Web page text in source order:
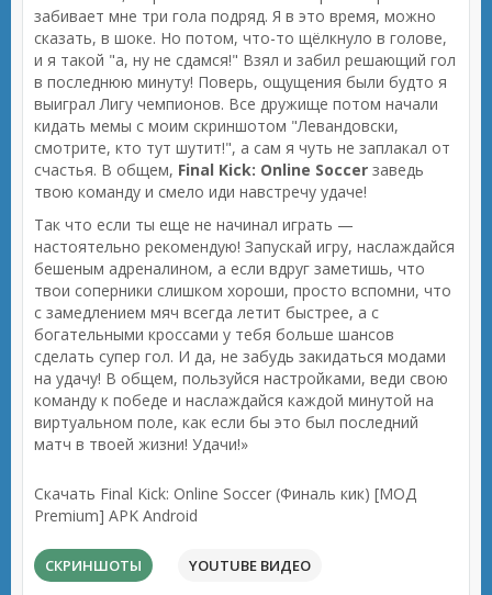
забивает мне три гола подряд. Я в это время, можно
сказать, в шоке. Но потом, что-то щёлкнуло в голове,
и я такой "а, ну не сдамся!" Взял и забил решающий гол
в последнюю минуту! Поверь, ощущения были будто я
выиграл Лигу чемпионов. Все дружище потом начали
кидать мемы с моим скриншотом "Левандовски,
смотрите, кто тут шутит!", а сам я чуть не заплакал от
счастья. В общем, Final Kick: Online Soccer заведь
твою команду и смело иди навстречу удаче!
Так что если ты еще не начинал играть —
настоятельно рекомендую! Запускай игру, наслаждайся
бешеным адреналином, а если вдруг заметишь, что
твои соперники слишком хороши, просто вспомни, что
с замедлением мяч всегда летит быстрее, а с
богательными кроссами у тебя больше шансов
сделать супер гол. И да, не забудь закидаться модами
на удачу! В общем, пользуйся настройками, веди свою
команду к победе и наслаждайся каждой минутой на
виртуальном поле, как если бы это был последний
матч в твоей жизни! Удачи!»
Скачать Final Kick: Online Soccer (Финаль кик) [МОД
Premium] APK Android
СКРИНШОТЫ YOUTUBE ВИДЕО